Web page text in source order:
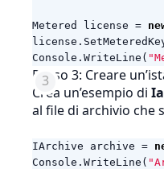
Metered license =
license .
Console . WriteLine (
Passo 3: Creare
Crea un’esempio di
al file di archivio che
IArchive archive =
Console . WriteLine (